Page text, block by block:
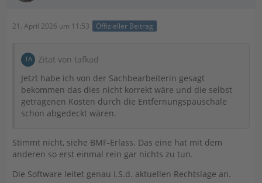
21. April 2026 um 11:53 Offizieller Beitrag
Zitat von tafkad
Jetzt habe ich von der Sachbearbeiterin gesagt
bekommen das dies nicht korrekt wäre und die selbst
getragenen Kosten durch die Entfernungspauschale
schon abgedeckt wären.
Stimmt nicht, siehe BMF-Erlass. Das eine hat mit dem
anderen so erst einmal rein gar nichts zu tun.
Die Software leitet genau i.S.d. aktuellen Rechtslage an.